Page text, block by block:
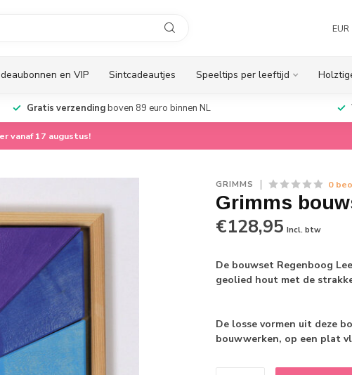
EUR
en VIP Sintcadeautjes Speeltips per leeftijd
Gratis verzendingboven 89 euro binnen NL
vanaf 17 augustus!
GRIMMS 0
Grimms
€128,95 Incl. btw
De bouwset Regenboog
geolied hout met de
De losse vormen uit deze
bouwwerken, op een plat